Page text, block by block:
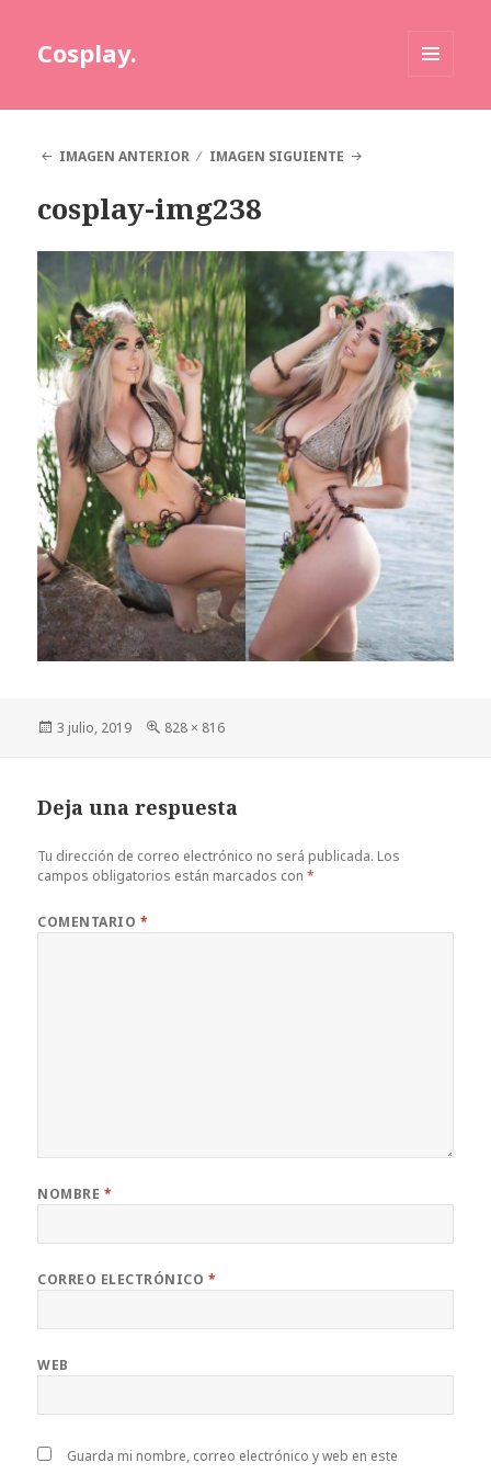
Cosplay.
IMAGEN ANTERIOR
IMAGEN SIGUIENTE
cosplay-img238
Publicado
3 julio, 2019
Tamaño
828 × 816
Deja una respuesta
Tu dirección de correo electrónico no será publicada. Los
campos obligatorios están marcados con*
COMENTARIO *
NOMBRE *
CORREO ELECTRÓNICO *
WEB
Guarda mi nombre, correo electrónico y web en este